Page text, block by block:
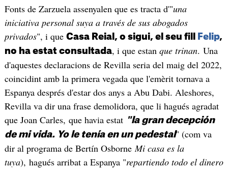
Fonts de Zarzuela assenyalen que es tracta d'"una
iniciativa personal suya a través de sus abogados
privados", i que Casa Reial, o sigui, el seu fill Felip,
no ha estat consultada, i que estan que trinan. Una
d'aquestes declaracions de Revilla seria del maig del 2022,
coincidint amb la primera vegada que l'emèrit tornava a
Espanya després d'estar dos anys a Abu Dabi. Aleshores,
Revilla va dir una frase demolidora, que li hagués agradat
que Joan Carles, que havia estat "la gran decepción
de mi vida. Yo le tenía en un pedestal" (com va
dir al programa de Bertín OsborneMi casa es la
tuya), hagués arribat a Espanya "repartiendo todo el dinero